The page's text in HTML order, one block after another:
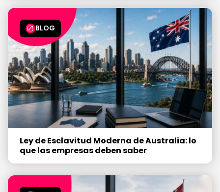
BLOG
Ley de Esclavitud Moderna de Australia: lo
que las empresas deben saber